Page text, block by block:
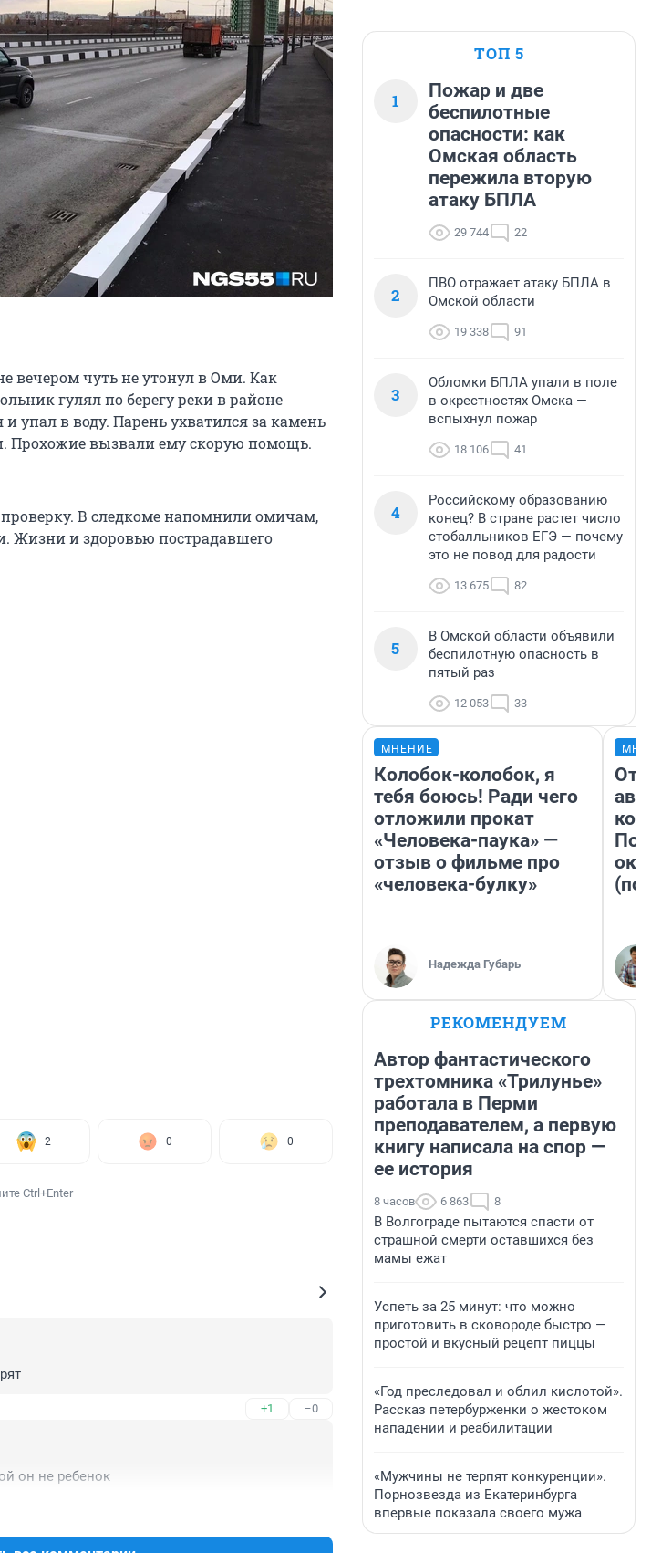
вечером чуть не утонул в Оми. Как
гулял по берегу реки в районе
упал в воду. Парень ухватился за камень
Прохожие вызвали ему скорую помощь.
В следкоме напомнили омичам,
Жизни и здоровью пострадавшего
2 0 0
Ctrl+Enter
+1 –0
он не ребенок
ТОП 5
1
Пожар и две
беспилотные
опасности: как
Омская область
пережила вторую
атаку БПЛА
29 744 22
2
ПВО отражает атаку БПЛА в
Омской области
19 338 91
3
Обломки БПЛА упали в поле
в окрестностях Омска —
вспыхнул пожар
18 106 41
4
Российскому образованию
конец? В стране растет число
стобалльников ЕГЭ — почему
это не повод для радости
13 675 82
5
В Омской области объявили
беспилотную опасность в
пятый раз
12 053 33
МНЕНИЕ
Колобок-колобок, я
тебя боюсь! Ради чего
отложили прокат
«Человека-паука» —
отзыв о фильме про
«человека-булку»
Надежда Губарь
От
РЕКОМЕНДУЕМ
Автор фантастического
трехтомника «Трилунье»
работала в Перми
преподавателем, а первую
книгу написала на спор —
ее история
8 часов 6 863 8
В Волгограде пытаются спасти от
страшной смерти оставшихся без
мамы ежат
Успеть за 25 минут: что можно
приготовить в сковороде быстро —
простой и вкусный рецепт пиццы
«Год преследовал и облил кислотой».
Рассказ петербурженки о жестоком
нападении и реабилитации
«Мужчины не терпят конкуренции».
Порнозвезда из Екатеринбурга
впервые показала своего мужа